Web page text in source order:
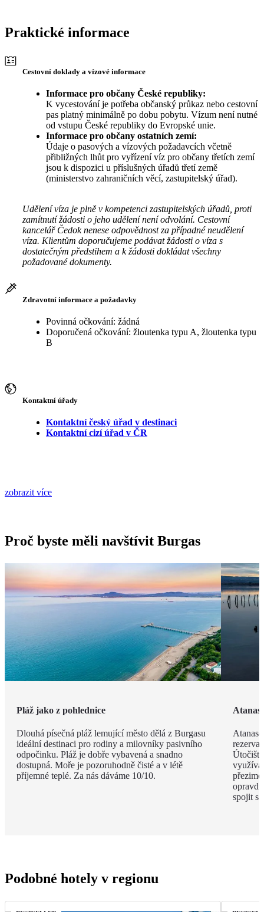
Praktické informace
Cestovní doklady a vízové informace
Informace pro občany České republiky:
K vycestování je potřeba občanský průkaz nebo cestovní
pas platný minimálně po dobu pobytu. Vízum není nutné
od vstupu České republiky do Evropské unie.
Informace pro občany ostatních zemí:
Údaje o pasových a vízových požadavcích včetně
přibližných lhůt pro vyřízení víz pro občany třetích zemí
jsou k dispozici u příslušných úřadů třetí země
(ministerstvo zahraničních věcí, zastupitelský úřad).
Udělení víza je plně v kompetenci zastupitelských úřadů, proti
zamítnutí žádosti o jeho udělení není odvolání. Cestovní
kancelář Čedok nenese odpovědnost za případné neudělení
víza. Klientům doporučujeme podávat žádosti o víza s
dostatečným předstihem a k žádosti dokládat všechny
požadované dokumenty.
Zdravotní informace a požadavky
Povinná očkování: žádná
Doporučená očkování: žloutenka typu A, žloutenka typu
B
Kontaktní úřady
Kontaktní český úřad v destinaci
Kontaktní cizí úřad v ČR
zobrazit více
Proč byste měli navštívit Burgas
Pláž jako z pohlednice
Dlouhá písečná pláž lemující město dělá z Burgasu
ideální destinaci pro rodiny a milovníky pasivního
odpočinku. Pláž je dobře vybavená a snadno
dostupná. Moře je pozoruhodně čisté a v létě
příjemné teplé. Za nás dáváme 10/10.
spojit s
Podobné hotely v regionu